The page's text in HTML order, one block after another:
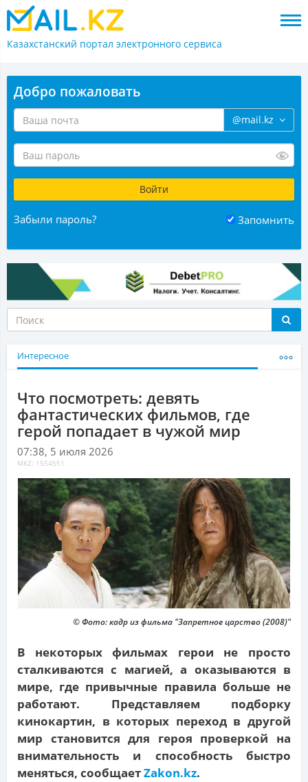
Казахстанский портал электронного сервиса
Добро пожаловать
@mail.kz
Забыли пароль? Запомнить
Интересное
Что посмотреть: девять
фантастических фильмов, где
герой попадает в чужой мир
07:38, 5 июля 2026
MKZ: 1554551
© Фото: кадр из фильма "Запретное царство (2008)"
В некоторых фильмах герои не просто
сталкиваются с магией, а оказываются в
мире, где привычные правила больше не
работают. Представляем подборку
кинокартин, в которых переход в другой
мир становится для героя проверкой на
внимательность и способность быстро
меняться, сообщаетZakon.kz.